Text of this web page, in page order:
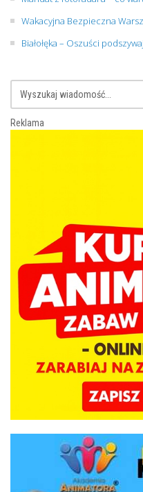
Wakacyjna Bezpieczna
Białołęka – Oszuści
Reklama